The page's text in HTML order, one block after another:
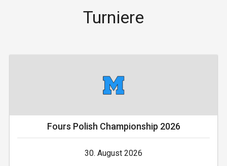
Turniere
Fours Polish Championship 2026
30. August 2026